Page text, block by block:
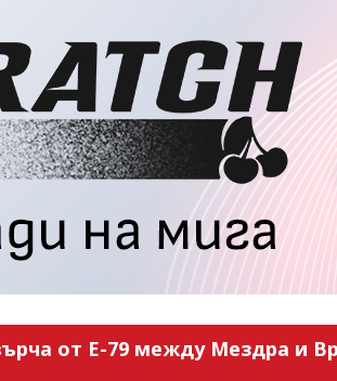
от Е-79 между Мездра и